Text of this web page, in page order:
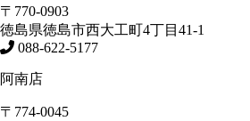
〒770-0903
徳島県徳島市西大工町4丁目41-1
088-622-5177
阿南店
〒774-0045